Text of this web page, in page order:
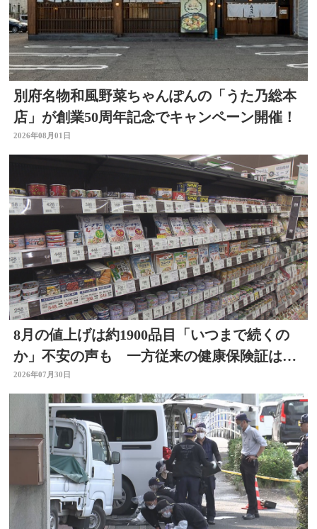
別府名物和風野菜ちゃんぽんの「うた乃総本
店」が創業50周年記念でキャンペーン開催！
2026年08月01日
8月の値上げは約1900品目「いつまで続くの
か」不安の声も 一方従来の健康保険証は使
用不可に
2026年07月30日